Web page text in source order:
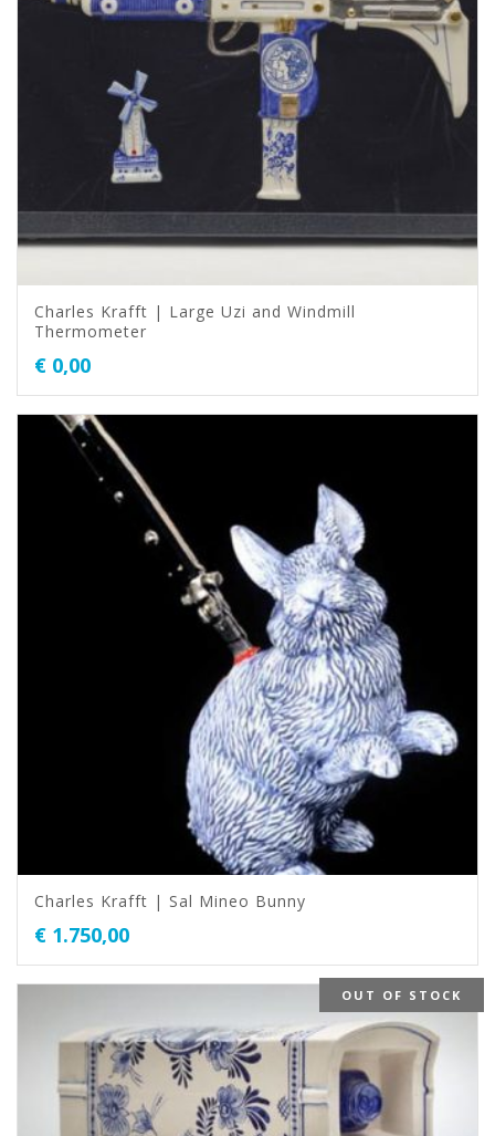
Charles Krafft | Large Uzi and Windmill
Thermometer
€ 0,00
Charles Krafft | Sal Mineo Bunny
€ 1.750,00
OUT OF STOCK